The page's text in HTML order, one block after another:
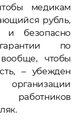
медикам
рубль,
безопасно
по
чтобы
– убежден
работников